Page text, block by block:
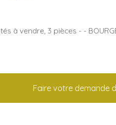
à vendre, 3 pièces - -
Faire votre demande